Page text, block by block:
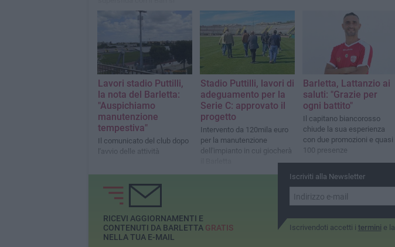
giocheràvenerdì 28 agosto
alle ore 21. Contro il Potenza
settembre.
Lavori stadio Puttilli,
la nota del Barletta:
"Auspichiamo
manutenzione
tempestiva"
Il comunicato del club dopo
l'avvio delle attività
Stadio Puttilli, lavori di
adeguamento per la
Serie C: approvato il
progetto
Intervento da 120mila euro
per la manutenzione
dell'impianto in cui giocherà
Barletta, Lattanzio ai
saluti: "Grazie per
ogni battito"
Il capitano biancorosso
chiude la sua esperienza
con due promozioni e quasi
100 presenze
Iscriviti alla Newsletter
Iscrivendoti accetti i termini e la
RICEVI AGGIORNAMENTI E
CONTENUTI DA BARLETTA GRATIS
NELLA TUA E-MAIL